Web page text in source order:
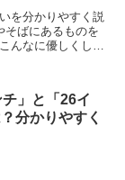
を分かりやすく説
そばにあるものを
んなに優しくして
」と「26イ
分かりやすく